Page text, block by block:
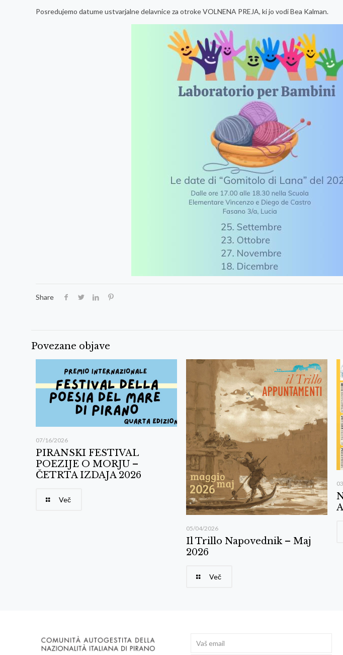
Posredujemo datume ustvarjalne delavnice za otroke VOLNENA PREJA, ki jo vodi Bea Kalman.
Share
Povezane objave
07/16/2026
PIRANSKI FESTIVAL
POEZIJE O MORJU –
ČETRTA IZDAJA 2026
Več
05/04/2026
Il Trillo Napovednik – Maj
2026
Več